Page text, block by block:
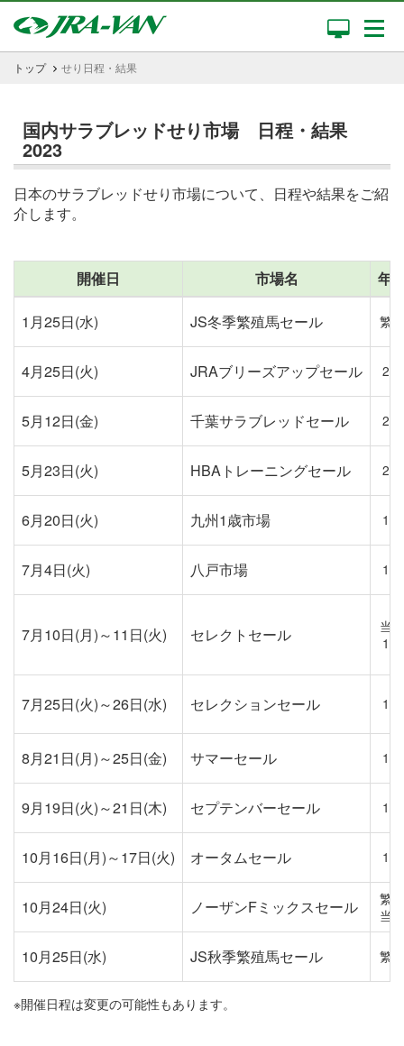
トップ せり日程・結果
国内サラブレッドせり市場 日程・結果
2023
日本のサラブレッドせり市場について、日程や結果をご紹
介します。
開催日 市場名 年
1月25日(水) JS冬季繁殖馬セール 繁殖
4月25日(火) JRAブリーズアップセール 2歳
5月12日(金) 千葉サラブレッドセール 2歳
5月23日(火) HBAトレーニングセール 2歳
6月20日(火) 九州1歳市場 1歳
7月4日(火) 八戸市場 1歳
7月10日(月)～11日(火) セレクトセール
当歳
1歳
7月25日(火)～26日(水) セレクションセール 1歳
8月21日(月)～25日(金) サマーセール 1歳
9月19日(火)～21日(木) セプテンバーセール 1歳
10月16日(月)～17日(火) オータムセール 1歳
10月24日(火) ノーザンFミックスセール
繁殖
当歳
10月25日(水) JS秋季繁殖馬セール 繁殖
※開催日程は変更の可能性もあります。